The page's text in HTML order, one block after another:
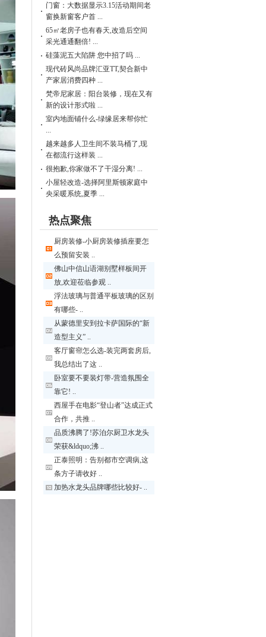
门窗：大数据显示3.15活动期间老
窗换新窗客户首 ...
65㎡老房子也有春天,改造后空间
采光通通翻倍! ...
硅藻泥五大陷阱 您中招了吗 ...
现代砖风尚品牌汇亚TT,契合新中
产家居消费四种 ...
梵帝尼家居：阳台装修，现在又有
新的设计形式啦 ...
室内地面铺什么-绿缘居来帮你忙
...
越来越多人卫生间不装马桶了,现
在都流行这样装 ...
很抱歉,你家做不了干湿分离! ...
小屋轻改造-选择阿里斯顿家庭中
央采暖系统,夏季 ...
热点聚焦
厨房装修-小厨房装修插座要怎
么预留安装 ..
佛山中信山语湖别墅样板间开
放,欢迎莅临参观 ..
浮法玻璃与普通平板玻璃的区别
有哪些- ..
从蒙德里安到拉卡萨国际的“新
造型主义” ..
客厅窗帘怎么选-装完两套房后,
我总结出了这 ..
卧室要不要装灯带-营造氛围全
靠它! ..
西屋手在电影“登山者”达成正式
合作，共推 ..
品质沸腾了!苏泊尔厨卫水龙头
荣获&ldquo;沸 ..
正泰照明：告别都市空调病,这
条方子请收好 ..
加热水龙头品牌哪些比较好- ..